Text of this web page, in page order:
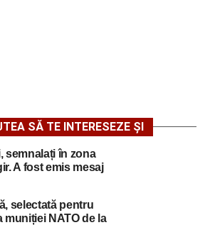
SĂ TE INTERESEZE ȘI
semnalați în zona
A fost emis mesaj
selectată pentru
muniției NATO de la